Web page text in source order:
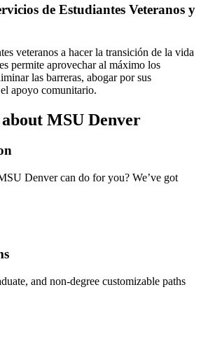
de Estudiantes Veteranos y
veteranos a hacer la transición de la vida
permite aprovechar al máximo los
las barreras, abogar por sus
apoyo comunitario.
MSU Denver
Denver can do for you? We’ve got
and non-degree customizable paths